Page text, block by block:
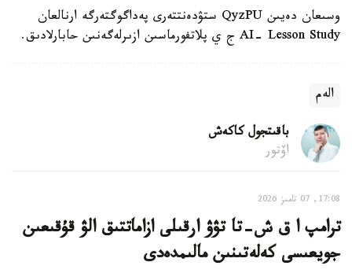
وسىعان دەيىن QyzPU ستۋدەنتتەرى پەداگوگتەرگە ارنالعان
AI- Lesson Study ج ي پلاتفورماسىن ازىرلەگەنىن حابارلادىق.
الەم
باقىتجول كاكەش
اۆتور
17:08, 07 تامىز 2026
ترامپ ا ق ش-تا تۋۋ ارقىلى ازاماتتىق الۋ قۇقىعىن
جويعىسى كەلەتىنىن مالىمدەدى